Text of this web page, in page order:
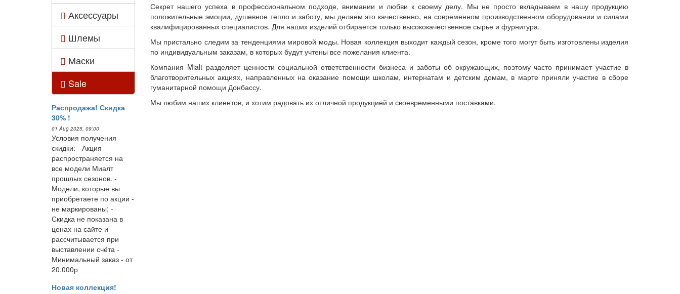
Аксессуары
Шлемы
Маски
Sale
Распродажа! Скидка
30% !
01 Aug 2025, 09:00
Условия получения
скидки: - Акция
распространяется на
все модели Миалт
прошлых сезонов. -
Модели, которые вы
приобретаете по акции -
не маркированы; -
Скидка не показана в
ценах на сайте и
рассчитывается при
выставлении счёта -
Минимальный заказ - от
20.000р
Новая коллекция!
Секрет нашего успеха в профессиональном подходе, внимании и любви к своему делу. Мы не просто вкладываем в нашу продукцию
положительные эмоции, душевное тепло и заботу, мы делаем это качественно, на современном производственном оборудовании и силами
квалифицированных специалистов. Для наших изделий отбирается только высококачественное сырье и фурнитура.
Мы пристально следим за тенденциями мировой моды. Новая коллекция выходит каждый сезон, кроме того могут быть изготовлены изделия
по индивидуальным заказам, в которых будут учтены все пожелания клиента.
Компания Mialt разделяет ценности социальной ответственности бизнеса и заботы об окружающих, поэтому часто принимает участие в
благотворительных акциях, направленных на оказание помощи школам, интернатам и детским домам, в марте приняли участие в сборе
гуманитарной помощи Донбассу.
Мы любим наших клиентов, и хотим радовать их отличной продукцией и своевременными поставками.